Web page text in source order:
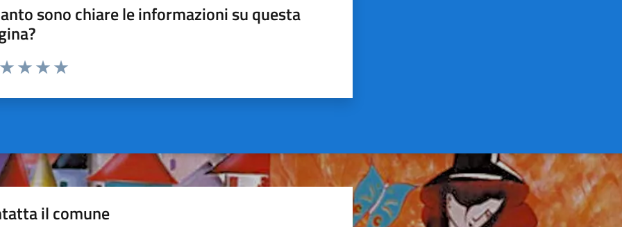
sono chiare le informazioni su questa
da 1 a 5 stelle la pagina
il comune